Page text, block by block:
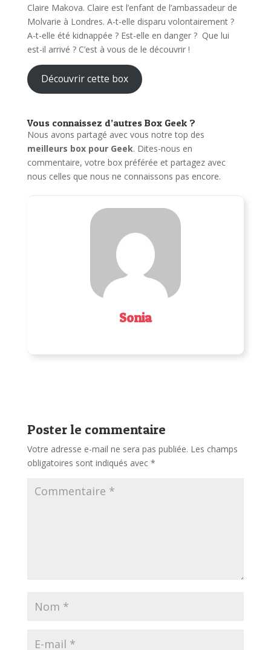
Claire Makova. Claire est l’enfant de l’ambassadeur de
Molvarie à Londres. A-t-elle disparu volontairement ?
A-t-elle été kidnappée ? Est-elle en danger ? Que lui
est-il arrivé ? C’est à vous de le découvrir !
Découvrir cette box
Vous connaissez d’autres Box Geek ?
Nous avons partagé avec vous notre top des
meilleurs box pour Geek. Dites-nous en
commentaire, votre box préférée et partagez avec
nous celles que nous ne connaissons pas encore.
Sonia
Poster le commentaire
Votre adresse e-mail ne sera pas publiée. Les champs
obligatoires sont indiqués avec *